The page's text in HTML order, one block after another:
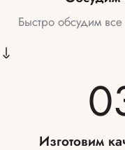
Быстро обсудим
Изготовим